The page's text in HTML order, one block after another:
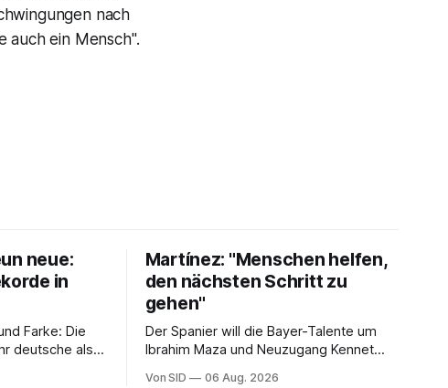
nach
auch ein Mensch".
neue:
in
Farke: Die
deutsche als
Martínez: "Menschen helfen,
den nächsten Schritt zu
gehen"
Der Spanier will die Bayer-Talente um
Ibrahim Maza und Neuzugang Kennet
Von SID 06 Aug. 2026